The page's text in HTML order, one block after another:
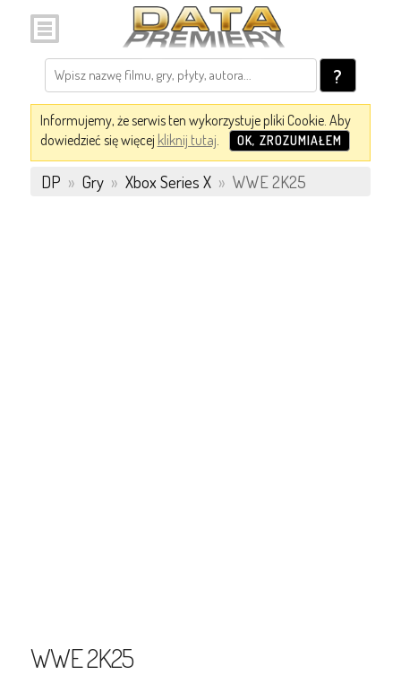
?
Informujemy, że serwis ten wykorzystuje pliki Cookie. Aby
dowiedzieć się więcej kliknij tutaj. OK, ZROZUMIAŁEM
DP » Gry » Xbox Series X » WWE 2K25
WWE 2K25